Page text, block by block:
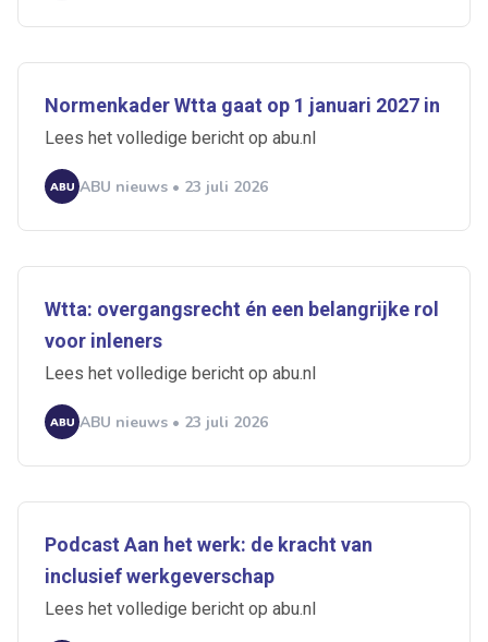
Normenkader Wtta gaat op 1 januari 2027 in
Lees het volledige bericht op abu.nl
ABU nieuws • 23 juli 2026
Wtta: overgangsrecht én een belangrijke rol
voor inleners
Lees het volledige bericht op abu.nl
ABU nieuws • 23 juli 2026
Podcast Aan het werk: de kracht van
inclusief werkgeverschap
Lees het volledige bericht op abu.nl